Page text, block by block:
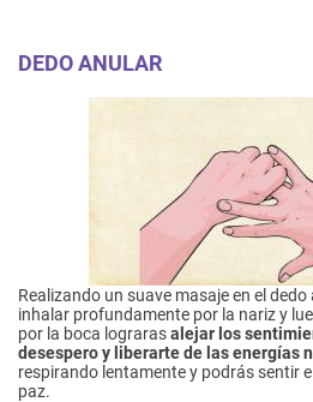
DEDO ANULAR
Realizando un suave masaje en el
inhalar profundamente por la nariz y
por la boca lograrasalejar los
desespero y liberarte de las energías
respirando lentamente y podrás sentir
paz.